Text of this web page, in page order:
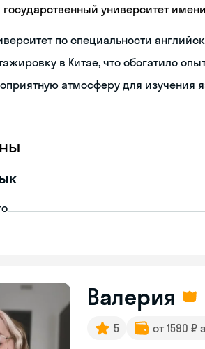
университет
по специальности
в Китае, что обогатило
атмосферу для изучения
Валерия
5 от 1590 ₽